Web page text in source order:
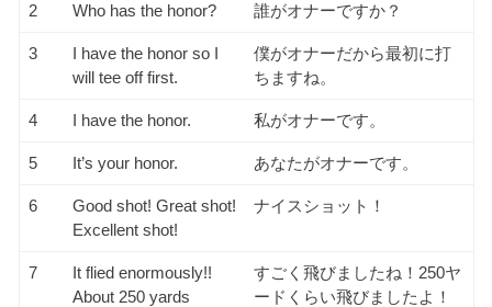
2 Who has the honor? 誰がオナーですか？
3
I have the honor so I
will tee off first.
僕がオナーだから最初に打
ちますね。
4 I have the honor. 私がオナーです。
5 It’s your honor. あなたがオナーです。
6
Good shot! Great shot!
Excellent shot!
ナイスショット！
7
It flied enormously!!
About 250 yards
すごく飛びましたね！250ヤ
ードくらい飛びましたよ！